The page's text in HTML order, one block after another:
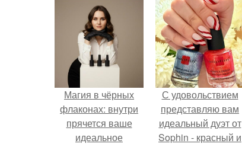
Магия в чёрных
флаконах: внутри
прячется ваше
идеальное
С удовольствием
представляю вам
идеальный дуэт от
Sophin - красный и